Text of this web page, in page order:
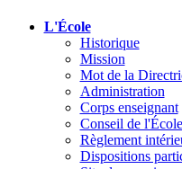
L'École
Historique
Mission
Mot de la
Administration
Corps enseignant
Conseil de l'École
Règlement
Dispositions